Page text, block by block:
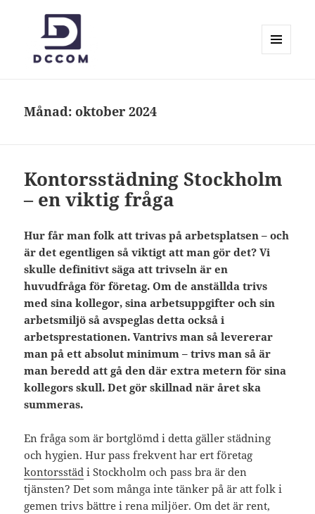
Månad:oktober 2024
Kontorsstädning Stockholm
– en viktig fråga
Hur får man folk att trivas på arbetsplatsen – och
är det egentligen så viktigt att man gör det? Vi
skulle definitivt säga att trivseln är en
huvudfråga för företag. Om de anställda trivs
med sina kollegor, sina arbetsuppgifter och sin
arbetsmiljö så avspeglas detta också i
arbetsprestationen. Vantrivs man så levererar
man på ett absolut minimum – trivs man så är
man beredd att gå den där extra metern för sina
kollegors skull. Det gör skillnad när året ska
summeras.
En fråga som är bortglömd i detta gäller städning
och hygien. Hur pass frekvent har ert företag
kontorsstäd i Stockholm och pass bra är den
tjänsten? Det som många inte tänker på är att folk i
gemen trivs bättre i rena miljöer. Om det är rent,